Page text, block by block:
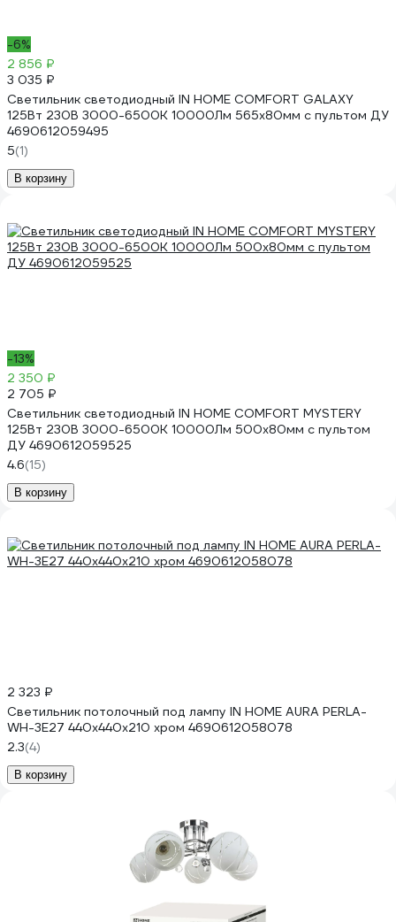
-6%
2 856 ₽
3 035 ₽
Светильник светодиодный IN HOME COMFORT GALAXY
125Вт 230В 3000-6500K 10000Лм 565x80мм с пультом ДУ
4690612059495
5(1)
В корзину
-13%
2 350 ₽
2 705 ₽
Светильник светодиодный IN HOME COMFORT MYSTERY
125Вт 230В 3000-6500K 10000Лм 500x80мм с пультом
ДУ 4690612059525
4.6(15)
В корзину
2 323 ₽
Светильник потолочный под лампу IN HOME AURA PERLA-
WH-3E27 440x440x210 хром 4690612058078
2.3(4)
В корзину